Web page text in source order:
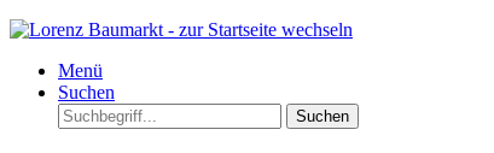
Menü
Suchen
Suchen